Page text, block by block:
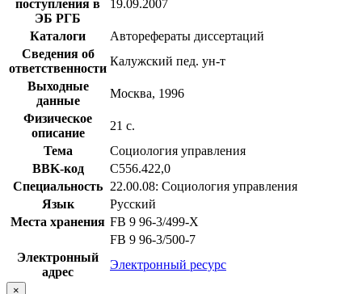
поступления в
ЭБ РГБ
19.09.2007
Каталоги
Авторефераты диссертаций
Сведения об
ответственности
Калужский пед. ун-т
Выходные
данные
Москва, 1996
Физическое
описание
21 с.
Тема
Социология управления
BBK-код
С556.422,0
Специальность 22.00.08: Социология управления
Язык
Русский
Места хранения FB 9 96-3/499-X
FB 9 96-3/500-7
Электронный
адрес
Электронный ресурс
×